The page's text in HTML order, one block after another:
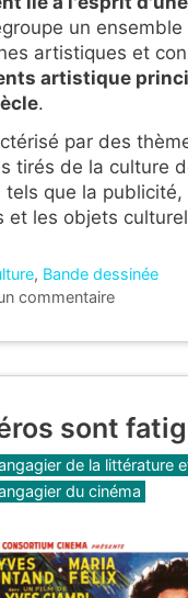
un ensemble
artistiques et
artistique
.
par des
tirés de la culture
tels que la
et les objets
, Bande dessinée
commentaire
sont
de la littérature
du cinéma